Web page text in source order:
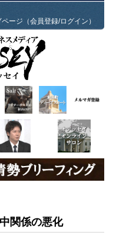
ページ（会員登録/ログイン）
関係の悪化